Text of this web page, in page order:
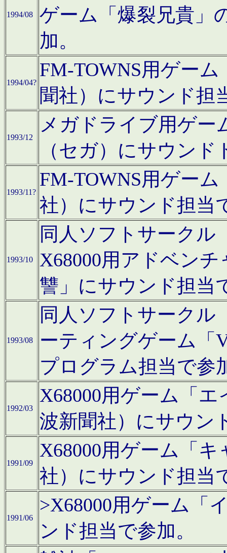
1994/08
ゲーム「爆裂兄貴」
加。
1994/04?
FM-TOWNS用ゲー
聞社）にサウンド担
1993/12
メガドライブ用ゲー
（セガ）にサウン
1993/11?
FM-TOWNS用ゲー
社）にサウンド担当
1993/10
同人ソフトサークル
X68000用アドベン
讐」にサウンド担当
1993/08
同人ソフトサークル
ーティングゲーム「
プログラム担当で参
1992/03
X68000用ゲーム「
波新聞社）にサウン
1991/09
X68000用ゲーム「
社）にサウンド担当
1991/06
>X68000用ゲーム「
ンド担当で参加。